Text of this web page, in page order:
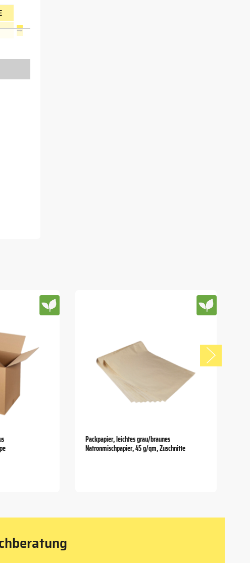
→
Packpapier, leichtes grau/braunes
Natronmischpapier, 45 g/qm, Zuschnitte